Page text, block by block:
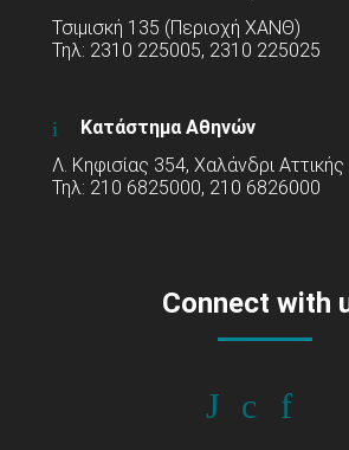
Τσιμισκή 135 (Περιοχή ΧΑΝΘ)
Τηλ: 2310 225005, 2310 225025
Κατάστημα Αθηνών
Λ. Κηφισίας 354, Χαλάνδρι Αττικής
Τηλ: 210 6825000, 210 6826000
Connect with